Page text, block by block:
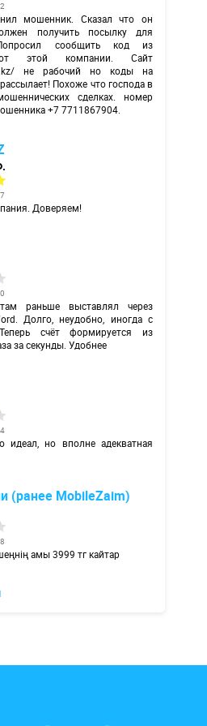
мошенник. Сказал что он
получить посылку для
сообщить код из
этой компании. Сайт
не рабочий но коды на
Похоже что господа в
сделках. номер
+7 7711867904.
Доверяем!
раньше выставлял через
Долго, неудобно, иногда с
счёт формируется из
за секунды. Удобнее
идеал, но вполне адекватная
(ранее MobileZaim)
амы 3999 тг кайтар